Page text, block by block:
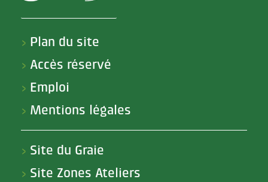
> Plan du site
> Accès réservé
> Emploi
> Mentions légales
> Site du Graie
> Site Zones Ateliers